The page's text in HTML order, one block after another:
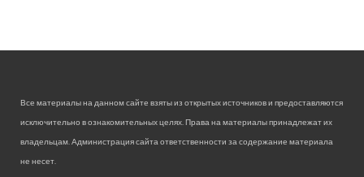
Все материалы на данном сайте взяты из открытых источников и предоставляются
исключительно в ознакомительных целях. Права на материалы принадлежат их
владельцам. Администрация сайта ответственности за содержание материала
не несет.